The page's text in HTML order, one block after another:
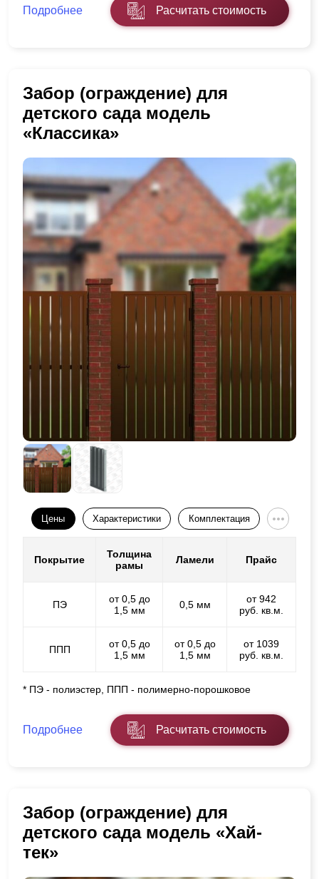
Подробнее Расчитать стоимость
Забор (ограждение) для
детского сада модель
«Классика»
Цены Характеристики Комплектация
Покрытие
Толщина
рамы
Ламели Прайс
ПЭ
от 0,5 до
1,5 мм
0,5 мм
от 942
руб. кв.м.
ППП
от 0,5 до
1,5 мм
от 0,5 до
1,5 мм
от 1039
руб. кв.м.
* ПЭ - полиэстер, ППП - полимерно-порошковое
Подробнее Расчитать стоимость
Забор (ограждение) для
детского сада модель «Хай-
тек»